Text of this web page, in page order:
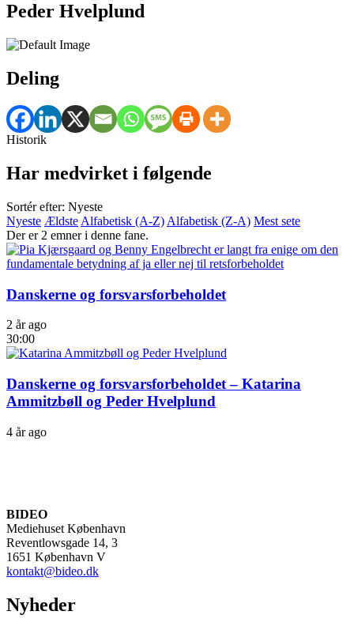
Peder Hvelplund
Deling
Historik
Har medvirket i følgende
Sortér efter: Nyeste
Nyeste Ældste Alfabetisk (A-Z) Alfabetisk (Z-A) Mest sete
Der er 2 emner i denne fane.
Danskerne og forsvarsforbeholdet
2 år ago
30:00
Danskerne og forsvarsforbeholdet – Katarina
Ammitzbøll og Peder Hvelplund
4 år ago
BIDEO
Mediehuset København
Reventlowsgade 14, 3
1651 København V
kontakt@bideo.dk
Nyheder